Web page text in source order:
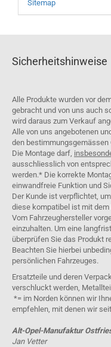
Sitemap
Sicherheitshinweise
Alle Produkte wurden vor
gebracht und von uns auch
wird daraus zum Verkauf
Alle von uns angebotenen
den bestimmungsgemässen
Die Montage darf,
ausschliesslich von
werden.* Die korrekte
einwandfreie Funktion und
Der Kunde ist verpflichtet,
diese kompatibel ist mit dem
Vom Fahrzeughersteller
einzuhalten. Um eine
überprüfen Sie das Produkt
Beachten Sie hierbei
persönlichen Fahrzeuges.
Ersatzteile und deren
verschluckt werden,
*= im Norden können wir
empfehlen, mit denen wir
Alt-Opel-Manufaktur
Jan Vetter